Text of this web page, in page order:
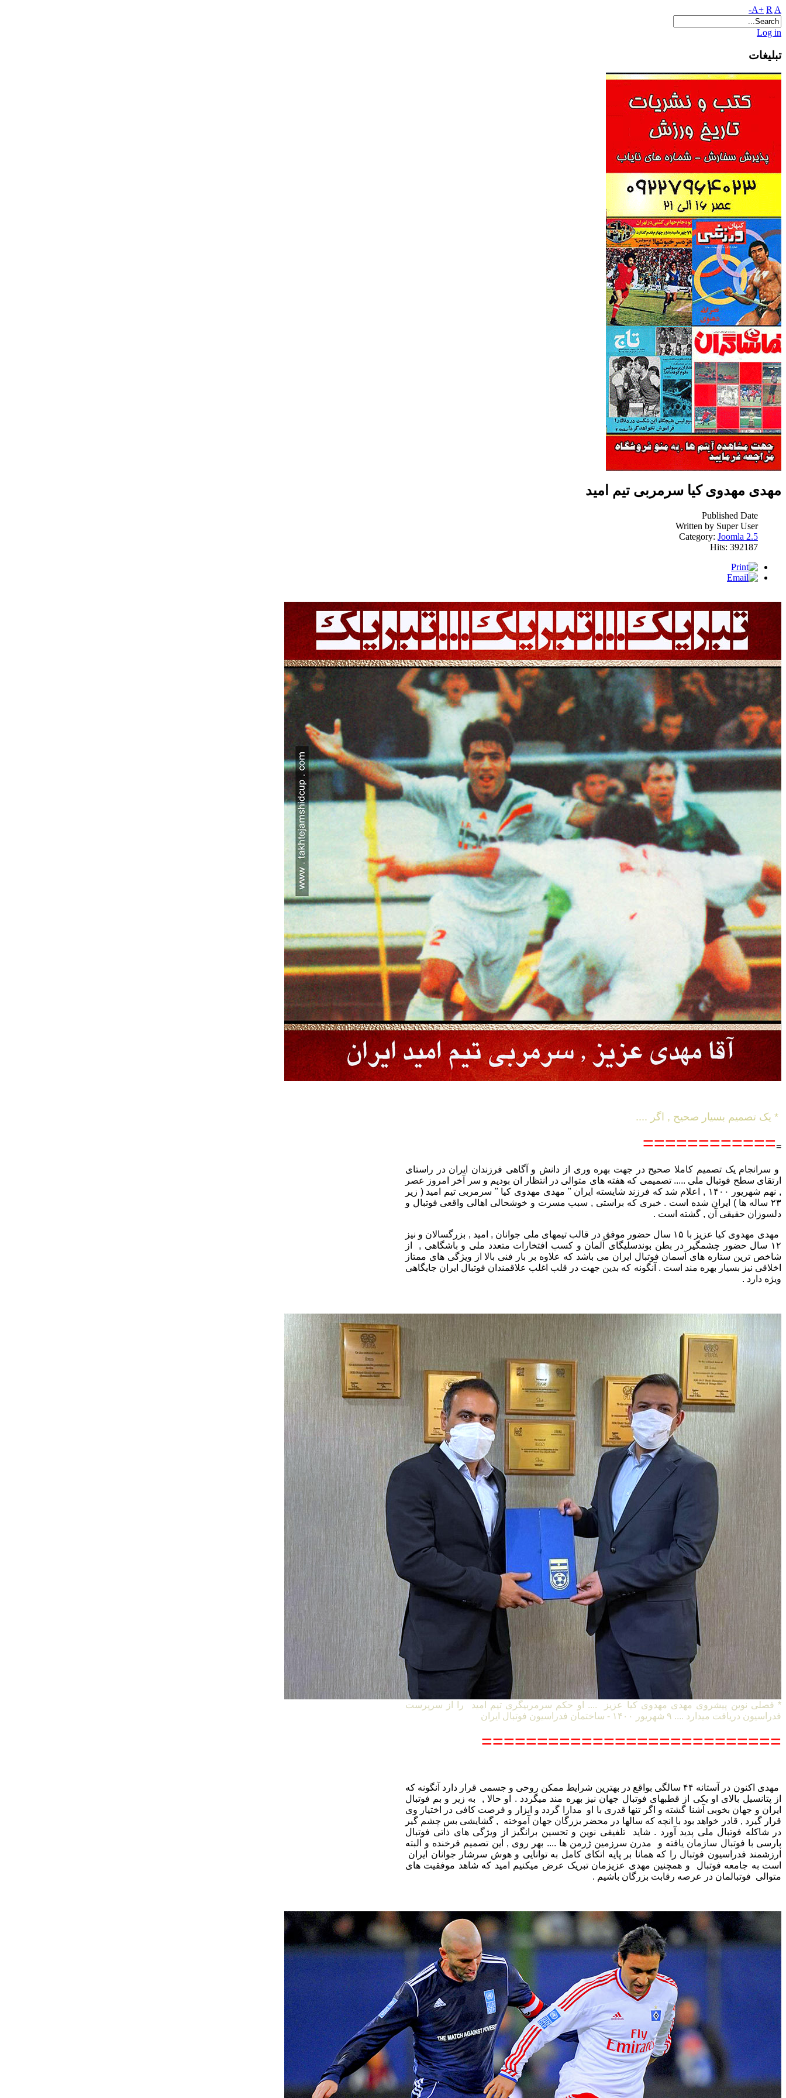
A+ R A-
Log in
تبلیغات
مهدی مهدوی کیا سرمربی تیم امید
Published Date
Written by Super User
Category: Joomla 2.5
Hits: 392187
* یک تصمیم بسیار صحیح , اگر ....
=
============
و سرانجام یک تصمیم کاملا صحیح در جهت بهره وری از دانش و آگاهی فرزندان ایران در راستای
ارتقای سطح فوتبال ملی ..... تصمیمی که هفته های متوالی در انتظار ان بودیم و سر آخر امروز عصر
, نهم شهریور ۱۴۰۰ , اعلام شد که فرزند شایسته ایران " مهدی مهدوی کیا " سرمربی تیم امید ( زیر
۲۳ ساله ها ) ایران شده است . خبری که براستی , سبب مسرت و خوشحالی اهالی واقعی فوتبال و
دلسوزان حقیقی آن , گشته است .
مهدی مهدوی کیا عزیز با ۱۵ سال حضور موفق در قالب تیمهای ملی جوانان , امید , بزرگسالان و نیز
۱۲ سال حضور چشمگیر در بطن بوندسلیگای آلمان و کسب افتخارات متعدد ملی و باشگاهی , از
شاخص ترین ستاره های آسمان فوتبال ایران می باشد که علاوه بر بار فنی بالا از ویژگی های ممتاز
اخلاقی نیز بسیار بهره مند است . آنگونه که بدین جهت در قلب اغلب علاقمندان فوتبال ایران جایگاهی
ویژه دارد .
* فصلی نوین پیشروی مهدی مهدوی کیا عزیز .... او حکم سرمربیگری تیم امید را از سرپرست
فدراسیون دریافت میدارد .... ۹ شهریور ۱۴۰۰ - ساختمان فدراسیون فوتبال ایران
===========================
مهدی اکنون در آستانه ۴۴ سالگی بواقع در بهترین شرایط ممکن روحی و جسمی قرار دارد آنگونه که
از پتانسیل بالای او یکی از قطبهای فوتبال جهان نیز بهره مند میگردد . او حالا , به زیر و بم فوتبال
ایران و جهان بخوبی آشنا گشته و اگر تنها قدری با او مدارا گردد و ابزار و فرصت کافی در اختیار وی
قرار گیرد , قادر خواهد بود با انچه که سالها در محضر بزرگان جهان آموخته , گشایشی بس چشم گیر
در شاکله فوتبال ملی پدید آورد . شاید تلفیقی نوین و تحسین برانگیز از ویژگی های ذاتی فوتبال
پارسی با فوتبال سازمان یافته و مدرن سرزمین ژرمن ها .... بهر روی , این تصمیم فرخنده و البته
ارزشمند فدراسیون فوتبال را که همانا بر پایه اتکای کامل به توانایی و هوش سرشار جوانان ایران
است به جامعه فوتبال و همچنین مهدی عزیزمان تبریک عرض میکنیم امید که شاهد موفقیت های
متوالی فوتبالمان در عرصه رقابت بزرگان باشیم .